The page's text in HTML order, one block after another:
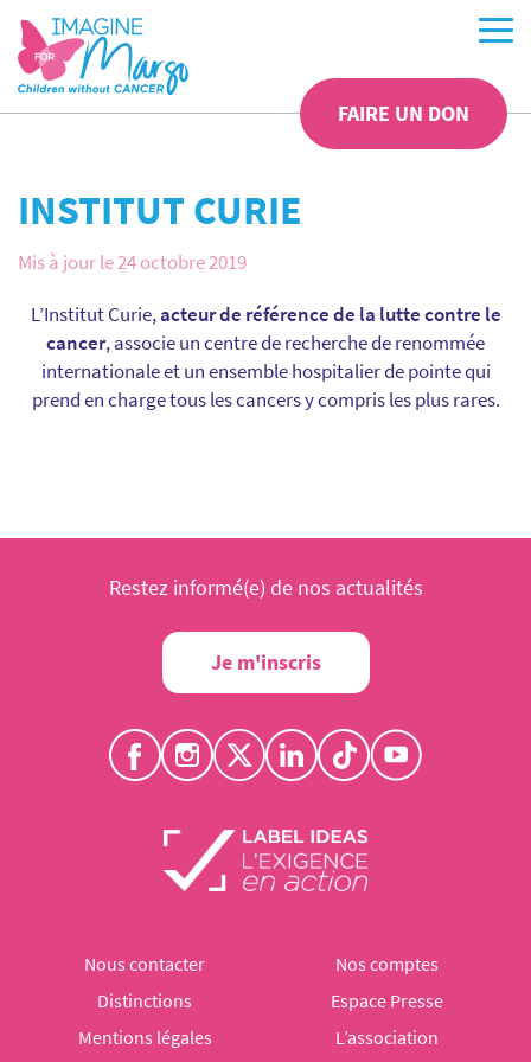
FAIRE UN DON
INSTITUT CURIE
Mis à jour le 24 octobre 2019
L’Institut Curie,acteur de référence de la lutte contre le
cancer, associe un centre de recherche de renommée
internationale et un ensemble hospitalier de pointe qui
prend en charge tous les cancers y compris les plus rares.
Restez informé(e) de nos actualités
Je m'inscris
Nous contacter
Nos comptes
Distinctions
Espace Presse
Mentions légales
L’association